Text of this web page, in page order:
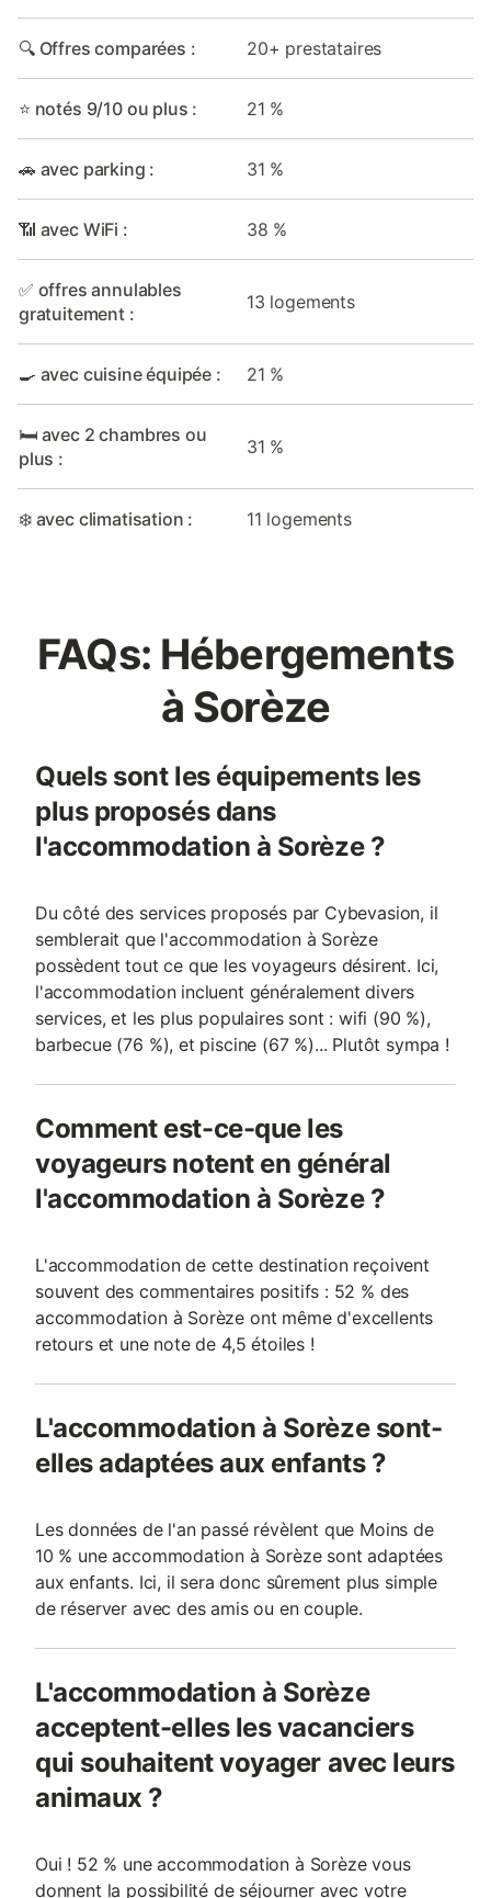
🔍 Offres comparées : 20+ prestataires
⭐ notés 9/10 ou plus : 21 %
🚗 avec parking : 31 %
📶 avec WiFi : 38 %
✅ offres annulables
gratuitement :
13 logements
🍳 avec cuisine équipée : 21 %
🛏️ avec 2 chambres ou
plus :
31 %
❄️ avec climatisation : 11 logements
FAQs: Hébergements
à Sorèze
Quels sont les équipements les
plus proposés dans
l'accommodation à Sorèze ?
Du côté des services proposés par Cybevasion, il
semblerait que l'accommodation à Sorèze
possèdent tout ce que les voyageurs désirent. Ici,
l'accommodation incluent généralement divers
services, et les plus populaires sont : wifi (90 %),
barbecue (76 %), et piscine (67 %)... Plutôt sympa !
Comment est-ce-que les
voyageurs notent en général
l'accommodation à Sorèze ?
L'accommodation de cette destination reçoivent
souvent des commentaires positifs : 52 % des
accommodation à Sorèze ont même d'excellents
retours et une note de 4,5 étoiles !
L'accommodation à Sorèze sont-
elles adaptées aux enfants ?
Les données de l'an passé révèlent que Moins de
10 % une accommodation à Sorèze sont adaptées
aux enfants. Ici, il sera donc sûrement plus simple
de réserver avec des amis ou en couple.
L'accommodation à Sorèze
acceptent-elles les vacanciers
qui souhaitent voyager avec leurs
animaux ?
Oui ! 52 % une accommodation à Sorèze vous
donnent la possibilité de séjourner avec votre